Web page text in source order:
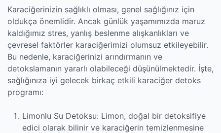
Karaciğerinizin sağlıklı olması, genel sağlığınız için
oldukça önemlidir. Ancak günlük yaşamımızda maruz
kaldığımız stres, yanlış beslenme alışkanlıkları ve
çevresel faktörler karaciğerimizi olumsuz etkileyebilir.
Bu nedenle, karaciğerinizi arındırmanın ve
detokslamanın yararlı olabileceği düşünülmektedir. İşte,
sağlığınıza iyi gelecek birkaç etkili karaciğer detoks
programı:
Limonlu Su Detoksu: Limon, doğal bir detoksifiye
edici olarak bilinir ve karaciğerin temizlenmesine